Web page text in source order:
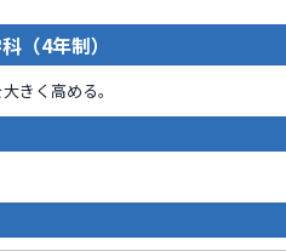
（4年制）
きく高める。